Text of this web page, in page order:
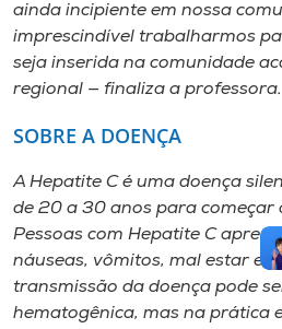
ainda incipiente em nossa
imprescindível trabalharmos
seja inserida na comunidade
regional — finaliza a professora.
SOBRE A DOENÇA
A Hepatite C é uma doença
de 20 a 30 anos para começar
Pessoas com Hepatite C
náuseas, vômitos, mal estar e
transmissão da doença pode
hematogênica, mas na prática